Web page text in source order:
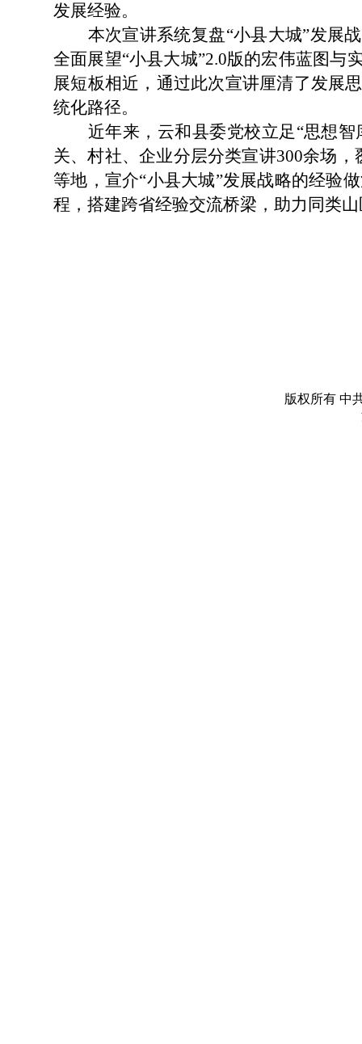
发展经验。
本次宣讲系统复盘“小县大城”发展
全面展望“小县大城”2.0版的宏伟蓝图与
展短板相近，通过此次宣讲厘清了发展
统化路径。
近年来，云和县委党校立足“思想
关、村社、企业分层分类宣讲300余场
等地，宣介“小县大城”发展战略的经验
程，搭建跨省经验交流桥梁，助力同类
版权所有 中